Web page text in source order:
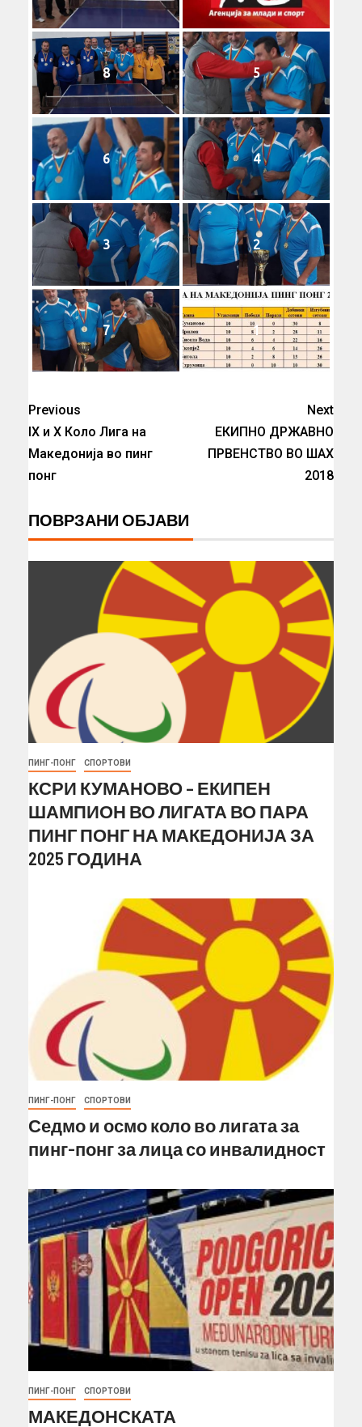
8 5
6 4
3 2
7 1
Previous
IX и X Коло Лига на
Македонија во пинг
понг
Next
ЕКИПНО ДРЖАВНО
ПРВЕНСТВО ВО ШАХ
2018
ПОВРЗАНИ ОБЈАВИ
ПИНГ-ПОНГ СПОРТОВИ
КСРИ КУМАНОВО – ЕКИПЕН
ШАМПИОН ВО ЛИГАТА ВО ПАРА
ПИНГ ПОНГ НА МАКЕДОНИЈА ЗА
2025 ГОДИНА
ПИНГ-ПОНГ СПОРТОВИ
Седмо и осмо коло во лигата за
пинг-понг за лица со инвалидност
ПИНГ-ПОНГ СПОРТОВИ
МАКЕДОНСКАТА